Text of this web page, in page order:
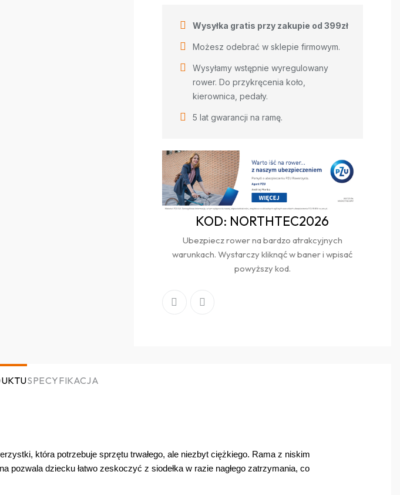
Wysyłka gratis przy zakupie od 399zł
Możesz odebrać w sklepie firmowym.
Wysyłamy wstępnie wyregulowany
rower. Do przykręcenia koło,
kierownica, pedały.
5 lat gwarancji na ramę.
KOD: NORTHTEC2026
Ubezpiecz rower na bardzo atrakcyjnych
warunkach. Wystarczy kliknąć w baner i wpisać
powyższy kod.
SPECYFIKACJA
która potrzebuje sprzętu trwałego, ale niezbyt ciężkiego. Rama z niskim
dziecku łatwo zeskoczyć z siodełka w razie nagłego zatrzymania, co